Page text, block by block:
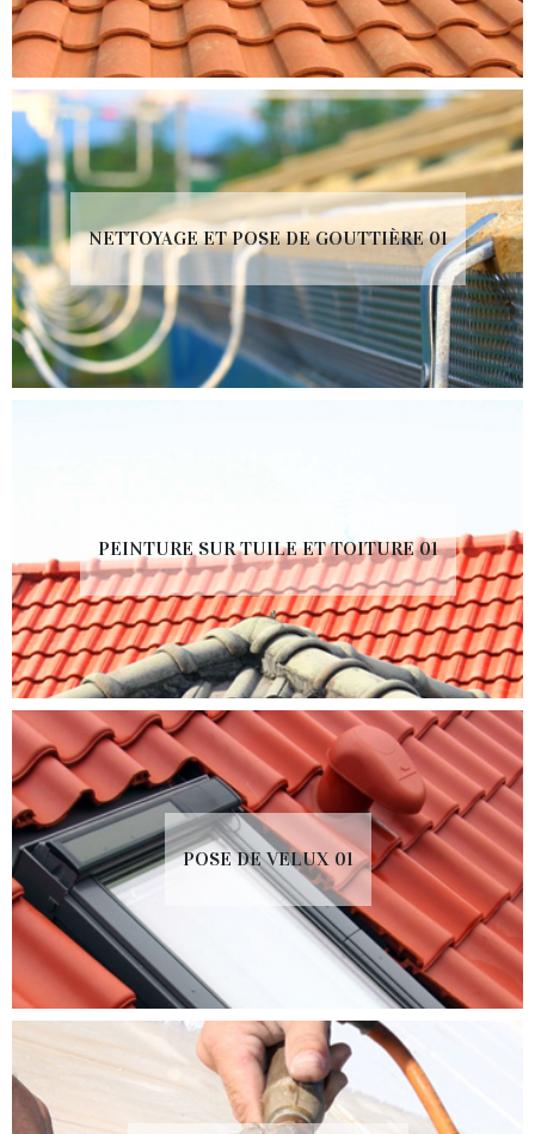
NETTOYAGE ET POSE DE GOUTTIÈRE 01
PEINTURE SUR TUILE ET TOITURE 01
POSE DE VELUX 01